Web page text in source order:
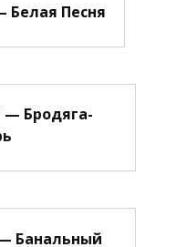
Белая Песня
— Бродяга-
Банальный